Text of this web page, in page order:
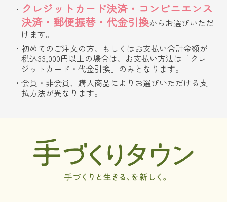
クレジットカード決済・コンビニエンス
決済・郵便振替・代金引換からお選びいただ
けます。
初めてのご注文の方、もしくはお支払い合計金額が
税込33,000円以上の場合は、お支払い方法は「クレ
ジットカード・代金引換」のみとなります。
会員・非会員、購入商品によりお選びいただける支
払方法が異なります。